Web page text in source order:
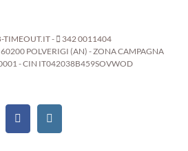
TIMEOUT.IT-
342 0011404
POLVERIGI (AN) - ZONA CAMPAGNA
- CIN IT042038B459SOVWOD